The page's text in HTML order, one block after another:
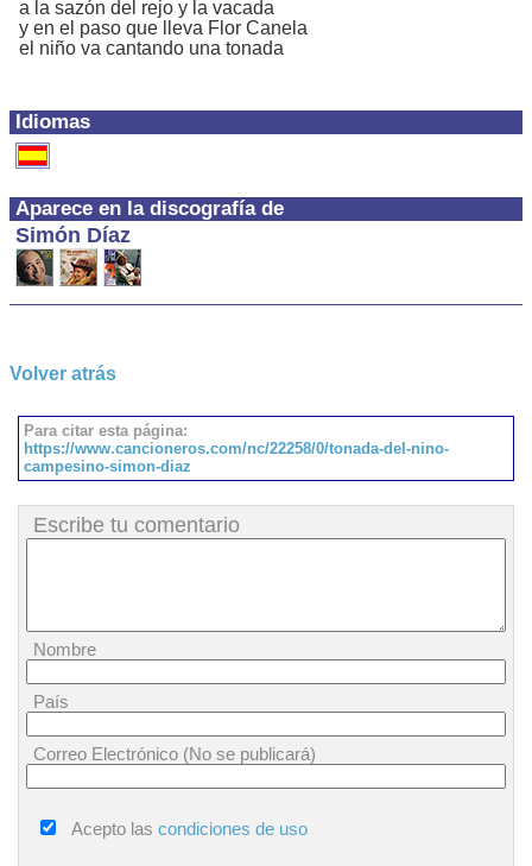
Idiomas
Aparece en la discografía de
Simón Díaz
a la sazón del rejo y la vacada
y en el paso que lleva Flor Canela
el niño va cantando una tonada
Volver atrás
Para citar esta página:
https://www.cancioneros.com/nc/22258/0/tonada-del-nino-
campesino-simon-diaz
Escribe tu comentario
Nombre
País
Correo Electrónico (No se publicará)
Acepto las condiciones de uso